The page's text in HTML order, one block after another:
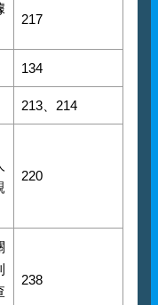
217
134
213、214
220
238